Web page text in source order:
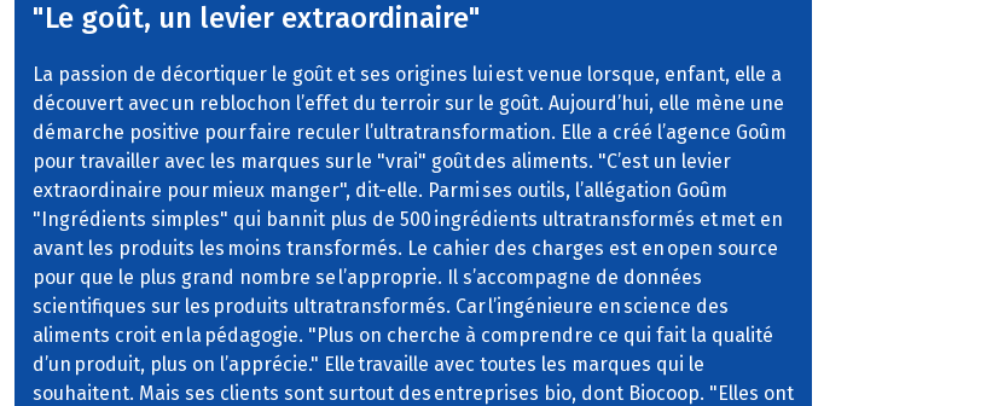
"Le goût, un levier extraordinaire"
La passion de décortiquer le goût et ses origines lui est venue lorsque, enfant, elle a
découvert avec un reblochon l’effet du terroir sur le goût. Aujourd’hui, elle mène une
démarche positive pour faire reculer l’ultratransformation. Elle a créé l’agence Goûm
pour travailler avec les marques sur le "vrai" goût des aliments. "C’est un levier
extraordinaire pour mieux manger", dit-elle. Parmi ses outils, l’allégation Goûm
"Ingrédients simples" qui bannit plus de 500 ingrédients ultratransformés et met en
avant les produits les moins transformés. Le cahier des charges est en open source
pour que le plus grand nombre se l’approprie. Il s’accompagne de données
scientifiques sur les produits ultratransformés. Car l’ingénieure en science des
aliments croit en la pédagogie. "Plus on cherche à comprendre ce qui fait la qualité
d’un produit, plus on l’apprécie." Elle travaille avec toutes les marques qui le
souhaitent. Mais ses clients sont surtout des entreprises bio, dont Biocoop. "Elles ont